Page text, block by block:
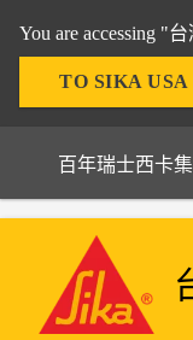
You are accessing "
TO SIKA USA
百年瑞士西卡